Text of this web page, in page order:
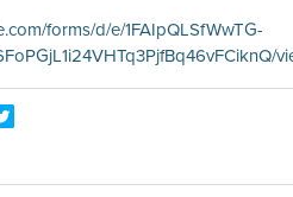
forms/d/e/1FAIpQLSfWwTG-